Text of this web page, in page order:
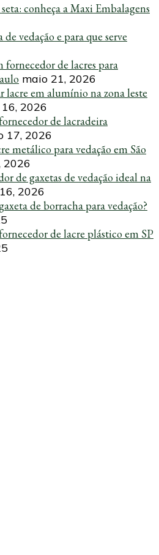
conheça a Maxi Embalagens
vedação e para que serve
de lacres para
maio 21, 2026
lacre em alumínio na zona leste
2026
de lacradeira
17, 2026
metálico para vedação em São
2026
de gaxetas de vedação ideal na
2026
de borracha para vedação?
de lacre plástico em SP